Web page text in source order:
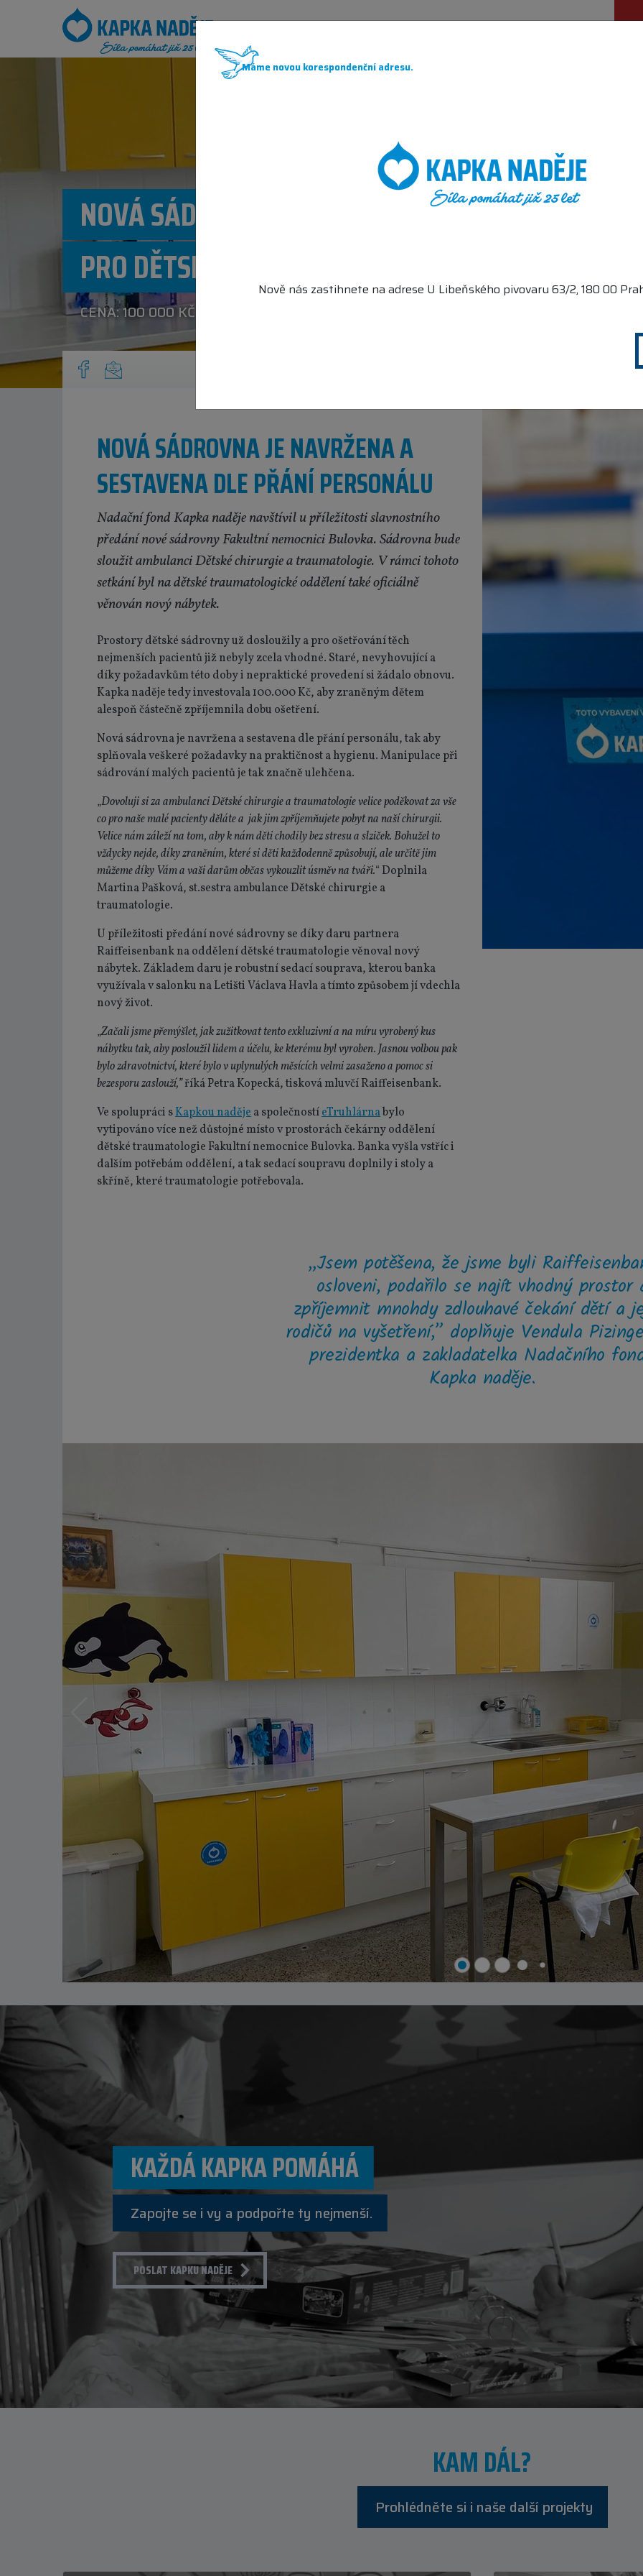
NOVÁ SÁDROVNA A NÁBYTEK
PRO DĚTSKÉ PACIENTY
CENA: 100 000 KČ
NOVÁ SÁDROVNA JE NAVRŽENA A
SESTAVENA DLE PŘÁNÍ PERSONÁLU
Nadační fond Kapka naděje navštívil u příležitosti slavnostního
předání nové sádrovny Fakultní nemocnici Bulovka. Sádrovna bude
sloužit ambulanci Dětské chirurgie a traumatologie. V rámci tohoto
setkání byl na dětské traumatologické oddělení také oficiálně
věnován nový nábytek.
Prostory dětské sádrovny už dosloužily a pro ošetřování těch
nejmenších pacientů již nebyly zcela vhodné. Staré, nevyhovující a
díky požadavkům této doby i nepraktické provedení si žádalo obnovu.
Kapka naděje tedy investovala 100.000 Kč, aby zraněným dětem
alespoň částečně zpříjemnila dobu ošetření.
Nová sádrovna je navržena a sestavena dle přání personálu, tak aby
splňovala veškeré požadavky na praktičnost a hygienu. Manipulace při
sádrování malých pacientů je tak značně ulehčena.
„Dovoluji si za ambulanci Dětské chirurgie a traumatologie velice poděkovat za vše
co pro naše malé pacienty děláte a jak jim zpříjemňujete pobyt na naší chirurgii.
Velice nám záleží na tom, aby k nám děti chodily bez stresu a slziček. Bohužel to
vždycky nejde, díky zraněním, které si děti každodenně způsobují, ale určitě jim
můžeme díky Vám a vaši darům občas vykouzlit úsměv na tváři.“ Doplnila
Martina Pašková, st.sestra ambulance Dětské chirurgie a
traumatologie.
U příležitosti předání nové sádrovny se díky daru partnera
Raiffeisenbank na oddělení dětské traumatologie věnoval nový
nábytek. Základem daru je robustní sedací souprava, kterou banka
využívala v salonku na Letišti Václava Havla a tímto způsobem jí vdechla
nový život.
„Začali jsme přemýšlet, jak zužitkovat tento exkluzivní a na míru vyrobený kus
nábytku tak, aby posloužil lidem a účelu, ke kterému byl vyroben. Jasnou volbou pak
bylo zdravotnictví, které bylo v uplynulých měsících velmi zasaženo a pomoc si
bezesporu zaslouží,”říká Petra Kopecká, tisková mluvčí Raiffeisenbank.
Ve spolupráci sKapkou nadějea společnostíeTruhlárnabylo
vytipováno více než důstojné místo v prostorách čekárny oddělení
dětské traumatologie Fakultní nemocnice Bulovka. Banka vyšla vstříc i
dalším potřebám oddělení, a tak sedací soupravu doplnily i stoly a
skříně, které traumatologie potřebovala.
„Jsem potěšena, že jsme byli
osloveni, podařilo se najít vhodný prostor
zpříjemnit mnohdy zdlouhavé čekání dětí a
rodičů na vyšetření,” doplňuje Vendula
prezidentka a zakladatelka Nadačního
Kapka naděje.
KAŽDÁ KAPKA POMÁHÁ
Zapojte se i vy a podpořte ty nejmenší.
POSLAT KAPKU NADĚJE
KAM DÁL?
Prohlédněte si i naše další projekty
Máme novou korespondenční adresu.
Nově nás zastihnete na adrese U Libeňského pivovaru 63/2, 180 00